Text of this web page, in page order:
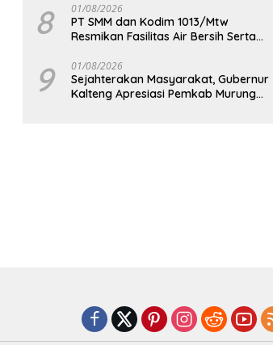
8 01/08/2026
PT SMM dan Kodim 1013/Mtw
Resmikan Fasilitas Air Bersih Serta
Masyarakat
9 01/08/2026
Sejahterakan Masyarakat, Gubernur
Kalteng Apresiasi Pemkab Murung